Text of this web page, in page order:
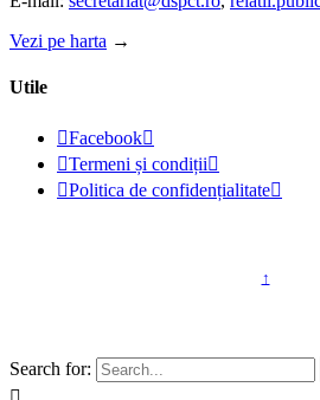
Vezi pe harta →
Utile
Facebook
Termeni și condiții
Politica de confidențialitate
↑
Search for: